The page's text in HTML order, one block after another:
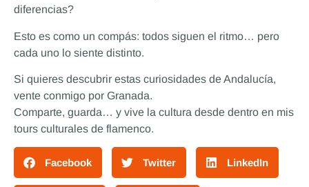
diferencias?
Esto es como un compás: todos siguen el ritmo… pero
cada uno lo siente distinto.
Si quieres descubrir estas curiosidades de Andalucía,
vente conmigo por Granada.
Comparte, guarda… y vive la cultura desde dentro en mis
tours culturales de flamenco.
Facebook Twitter LinkedIn